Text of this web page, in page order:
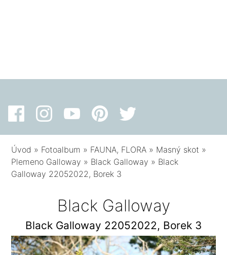
Úvod » Fotoalbum » FAUNA, FLORA » Masný skot »
Plemeno Galloway » Black Galloway » Black
Galloway 22052022, Borek 3
Black Galloway
Black Galloway 22052022, Borek 3